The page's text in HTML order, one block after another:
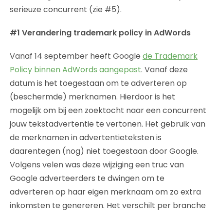
serieuze concurrent (zie #5).
#1 Verandering trademark policy in AdWords
Vanaf 14 september heeft Google de Trademark
Policy binnen AdWords aangepast. Vanaf deze
datum is het toegestaan om te adverteren op
(beschermde) merknamen. Hierdoor is het
mogelijk om bij een zoektocht naar een concurrent
jouw tekstadvertentie te vertonen. Het gebruik van
de merknamen in advertentieteksten is
daarentegen (nog) niet toegestaan door Google.
Volgens velen was deze wijziging een truc van
Google adverteerders te dwingen om te
adverteren op haar eigen merknaam om zo extra
inkomsten te genereren. Het verschilt per branche